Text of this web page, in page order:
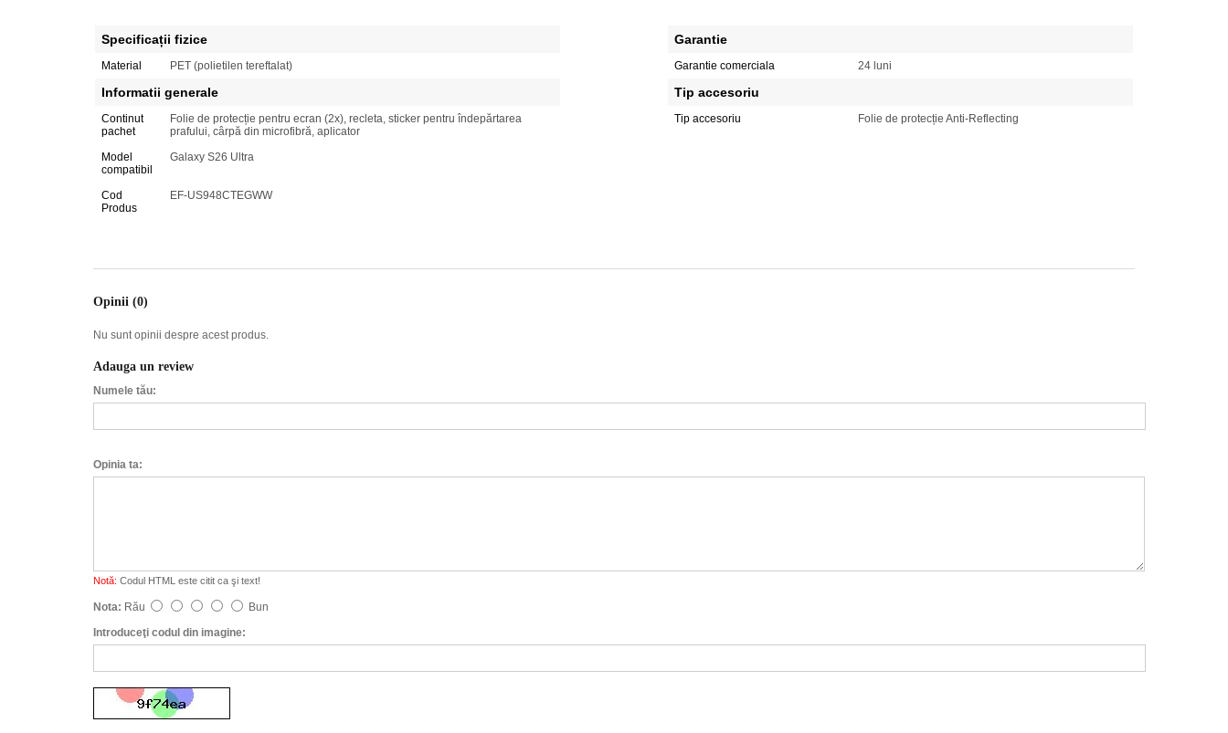
Specificații fizice
Material PET (polietilen tereftalat)
Informatii generale
Continut
pachet
Folie de protecție pentru ecran (2x), recleta, sticker pentru îndepărtarea
prafului, cârpă din microfibră, aplicator
Model
compatibil
Galaxy S26 Ultra
Cod
Produs
EF-US948CTEGWW
Garantie
Garantie comerciala 24 luni
Tip accesoriu
Tip accesoriu Folie de protecție Anti-Reflecting
Opinii (0)
Nu sunt opinii despre acest produs.
Adauga un review
Numele tău:
Opinia ta:
Notă: Codul HTML este citit ca şi text!
Nota: Rău
Bun
Introduceţi codul din imagine: